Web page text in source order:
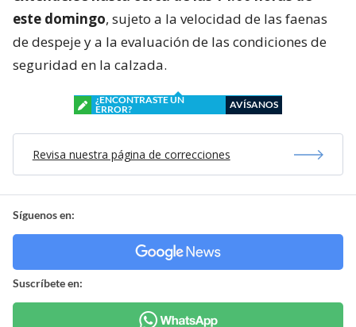
este domingo, sujeto a la velocidad de las faenas
de despeje y a la evaluación de las condiciones de
seguridad en la calzada.
¿ENCONTRASTE UN
ERROR?
AVÍSANOS
Revisa nuestra página de correcciones
Síguenos en:
Suscríbete en: